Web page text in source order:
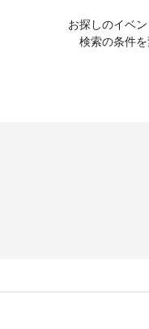
お探しのイベ
検索の条件を